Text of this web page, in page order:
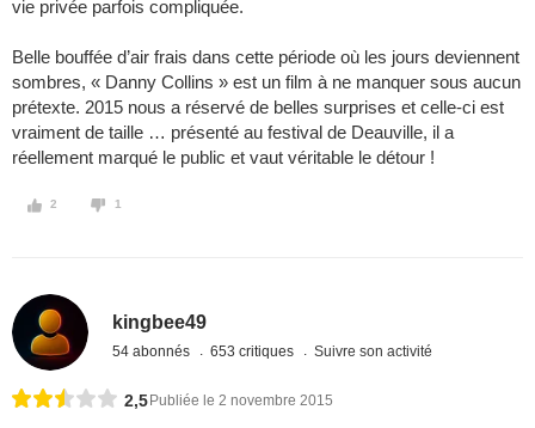
vie privée parfois compliquée.
Belle bouffée d’air frais dans cette période où les jours deviennent
sombres, « Danny Collins » est un film à ne manquer sous aucun
prétexte. 2015 nous a réservé de belles surprises et celle-ci est
vraiment de taille … présenté au festival de Deauville, il a
réellement marqué le public et vaut véritable le détour !
2 1
kingbee49
54 abonnés 653 critiques Suivre son activité
2,5 Publiée le 2 novembre 2015